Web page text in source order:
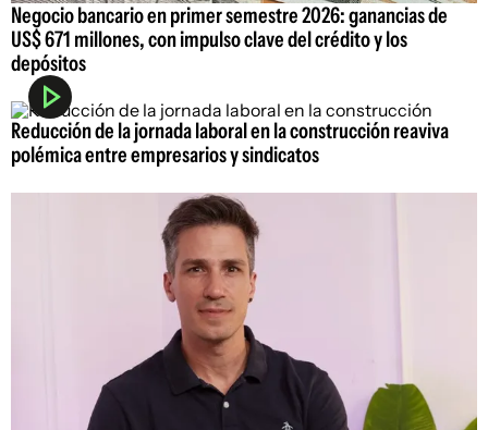
Negocio bancario en primer semestre 2026: ganancias de
US$ 671 millones, con impulso clave del crédito y los
depósitos
Reducción de la jornada laboral en la construcción reaviva
polémica entre empresarios y sindicatos